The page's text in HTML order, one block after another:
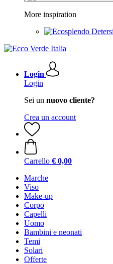
More inspiration
Login
Login
Sei un nuovo cliente?
Crea un account
Carrello € 0,00
Marche
Viso
Make-up
Corpo
Capelli
Uomo
Bambini e neonati
Temi
Solari
Offerte